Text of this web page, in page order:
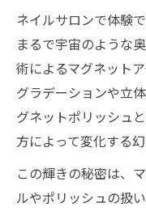
プラネッ
ネイルサロ
マグネット
ネイルサロ
ト
セルフ派にも人
ネイルサロ
マグネット
ネイルサロンで体験
まるで宇宙のような
術によるマグネット
グラデーションや立
グネットポリッシュ
方によって変化する
この輝きの秘密は、
ルやポリッシュの扱